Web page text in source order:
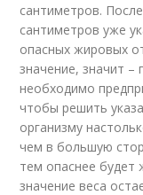
сантиметров.
сантиметров уже
опасных жировых
значение, значит
необходимо
чтобы решить
организму
чем в большую
тем опаснее будет
значение веса